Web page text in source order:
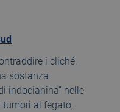
i cliché.
sostanza
indocianina” nelle
al fegato,